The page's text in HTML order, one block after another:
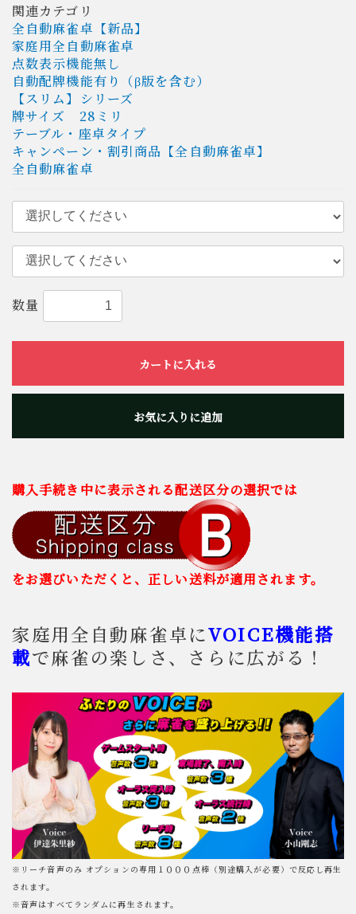
関連カテゴリ
全自動麻雀卓【新品】
家庭用全自動麻雀卓
点数表示機能無し
自動配牌機能有り（β版を含む）
【スリム】シリーズ
牌サイズ 28ミリ
テーブル・座卓タイプ
キャンペーン・割引商品【全自動麻雀卓】
全自動麻雀卓
数量
カートに入れる
お気に入りに追加
購入手続き中に表示される配送区分の選択では
をお選びいただくと、正しい送料が適用されます。
家庭用全自動麻雀卓にVOICE機能搭
載で麻雀の楽しさ、さらに広がる！
※リーチ音声のみ オプションの専用１０００点棒（別途購入が必要）で反応し再生
されます。
※音声はすべてランダムに再生されます。